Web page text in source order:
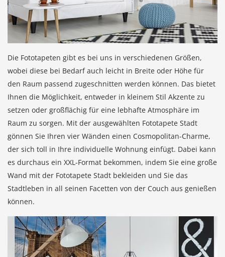
Die Fototapeten gibt es bei uns in verschiedenen Größen,
wobei diese bei Bedarf auch leicht in Breite oder Höhe für
den Raum passend zugeschnitten werden können. Das bietet
Ihnen die Möglichkeit, entweder in kleinem Stil Akzente zu
setzen oder großflächig für eine lebhafte Atmosphäre im
Raum zu sorgen. Mit der ausgewählten Fototapete Stadt
gönnen Sie Ihren vier Wänden einen Cosmopolitan-Charme,
der sich toll in Ihre individuelle Wohnung einfügt. Dabei kann
es durchaus ein XXL-Format bekommen, indem Sie eine große
Wand mit der Fototapete Stadt bekleiden und Sie das
Stadtleben in all seinen Facetten von der Couch aus genießen
können.